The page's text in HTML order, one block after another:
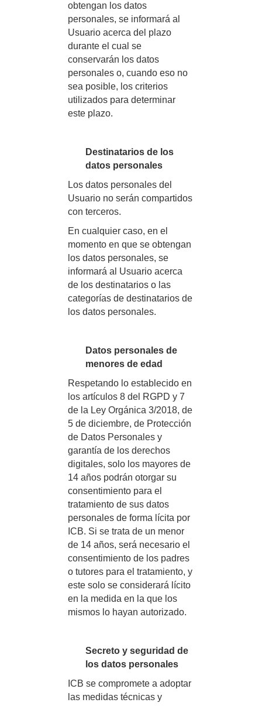
obtengan los datos
personales, se informará al
Usuario acerca del plazo
durante el cual se
conservarán los datos
personales o, cuando eso no
sea posible, los criterios
utilizados para determinar
este plazo.
Destinatarios de los
datos personales
Los datos personales del
Usuario no serán compartidos
con terceros.
En cualquier caso, en el
momento en que se obtengan
los datos personales, se
informará al Usuario acerca
de los destinatarios o las
categorías de destinatarios de
los datos personales.
Datos personales de
menores de edad
Respetando lo establecido en
los artículos 8 del RGPD y 7
de la Ley Orgánica 3/2018, de
5 de diciembre, de Protección
de Datos Personales y
garantía de los derechos
digitales, solo los mayores de
14 años podrán otorgar su
consentimiento para el
tratamiento de sus datos
personales de forma lícita por
ICB. Si se trata de un menor
de 14 años, será necesario el
consentimiento de los padres
o tutores para el tratamiento, y
este solo se considerará lícito
en la medida en la que los
mismos lo hayan autorizado.
Secreto y seguridad de
los datos personales
ICB se compromete a adoptar
las medidas técnicas y